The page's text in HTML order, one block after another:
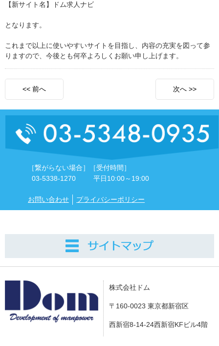
【新サイト名】ドム求人ナビ
となります。
これまで以上に使いやすいサイトを目指し、内容の充実を図って参
りますので、今後とも何卒よろしくお願い申し上げます。
<< 前へ 次へ >>
［繋がらない場合］
03-5338-1270
［受付時間］
平日10:00～19:00
お問い合わせ プライバシーポリシー
株式会社ドム
〒160-0023 東京都新宿区
西新宿8-14-24西新宿KFビル4階